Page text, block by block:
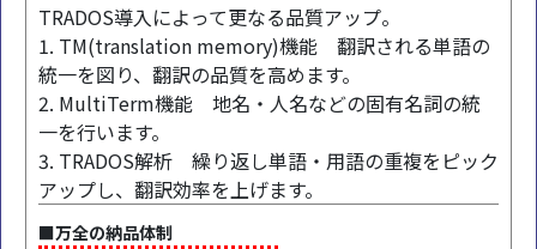
TRADOS導入によって更なる品質アップ。
1. TM(translation memory)機能 翻訳される単語の
統一を図り、翻訳の品質を高めます。
2. MultiTerm機能 地名・人名などの固有名詞の統
一を行います。
3. TRADOS解析 繰り返し単語・用語の重複をピック
アップし、翻訳効率を上げます。
■万全の納品体制